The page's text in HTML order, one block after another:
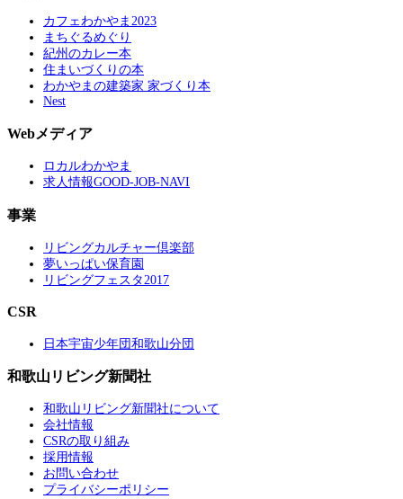
カフェわかやま2023
まちぐるめぐり
紀州のカレー本
住まいづくりの本
わかやまの建築家 家づくり本
Nest
Webメディア
ロカルわかやま
求人情報GOOD-JOB-NAVI
事業
リビングカルチャー倶楽部
夢いっぱい保育園
リビングフェスタ2017
CSR
日本宇宙少年団和歌山分団
和歌山リビング新聞社
和歌山リビング新聞社について
会社情報
CSRの取り組み
採用情報
お問い合わせ
プライバシーポリシー